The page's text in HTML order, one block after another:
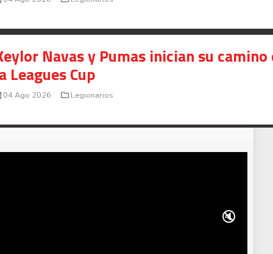
Navas y Pumas inician su camino
Leagues Cup
04 Ago 2026 Legionarios
🔇